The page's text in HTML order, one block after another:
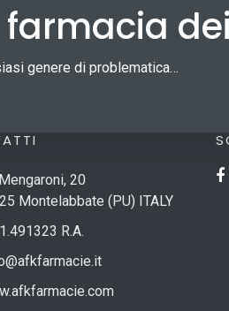
genere di problematica…
20
Montelabbate (PU) ITALY
R.A.